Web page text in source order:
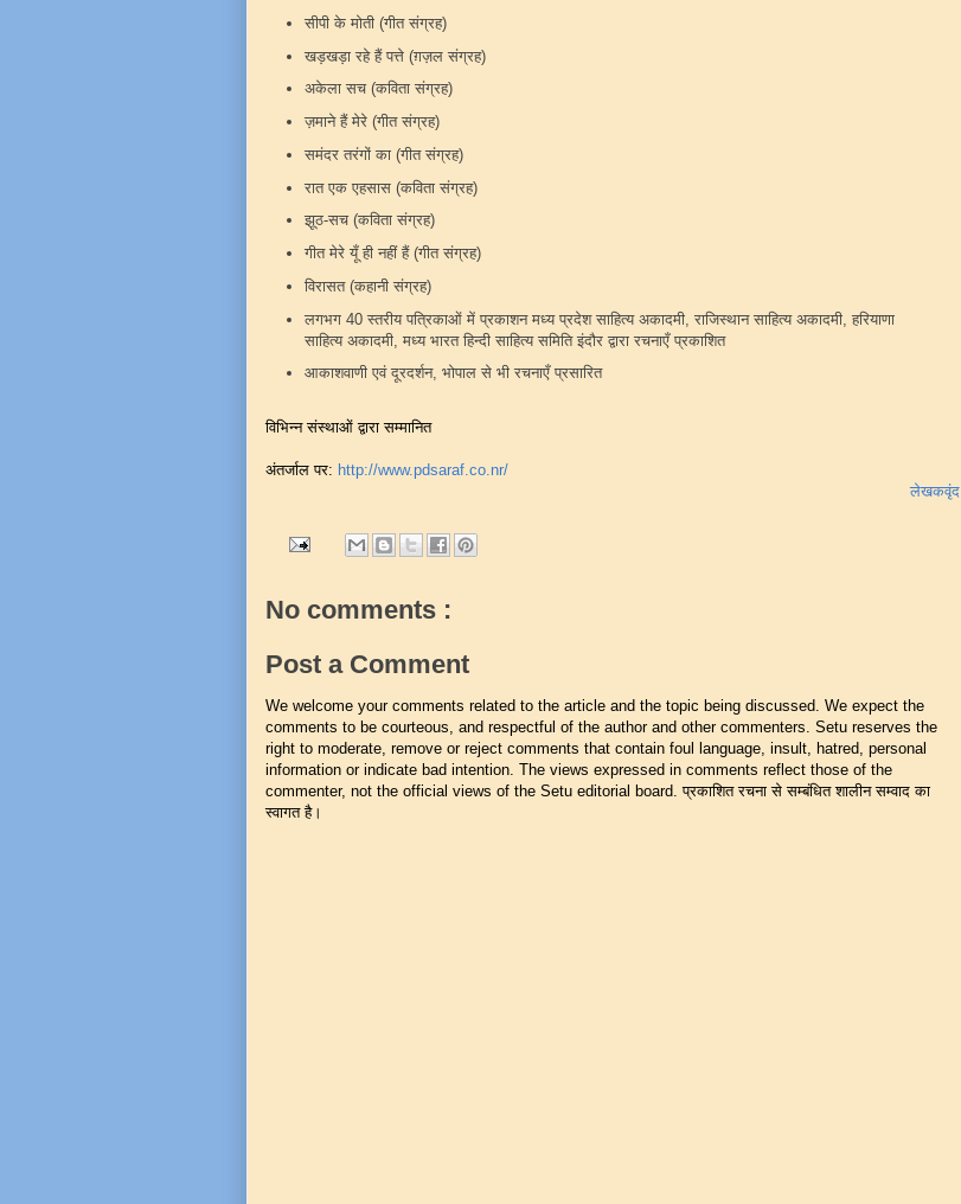
सीपी के मोती (गीत संग्रह)
खड़खड़ा रहे हैं पत्ते (ग़ज़ल संग्रह)
अकेला सच (कविता संग्रह)
ज़माने हैं मेरे (गीत संग्रह)
समंदर तरंगों का (गीत संग्रह)
रात एक एहसास (कविता संग्रह)
झूठ-सच (कविता संग्रह)
गीत मेरे यूँ ही नहीं हैं (गीत संग्रह)
विरासत (कहानी संग्रह)
लगभग 40 स्तरीय पत्रिकाओं में प्रकाशन मध्य प्रदेश साहित्य अकादमी, राजिस्थान साहित्य अकादमी, हरियाणा
साहित्य अकादमी, मध्य भारत हिन्दी साहित्य समिति इंदौर द्वारा रचनाएँ प्रकाशित
आकाशवाणी एवं दूरदर्शन, भोपाल से भी रचनाएँ प्रसारित
विभिन्न संस्थाओं द्वारा सम्मानित
अंतर्जाल पर: http://www.pdsaraf.co.nr/
लेखकवृंद
No comments :
Post a Comment
We welcome your comments related to the article and the topic being discussed. We expect the
comments to be courteous, and respectful of the author and other commenters. Setu reserves the
right to moderate, remove or reject comments that contain foul language, insult, hatred, personal
information or indicate bad intention. The views expressed in comments reflect those of the
commenter, not the official views of the Setu editorial board. प्रकाशित रचना से सम्बंधित शालीन सम्वाद का
स्वागत है।